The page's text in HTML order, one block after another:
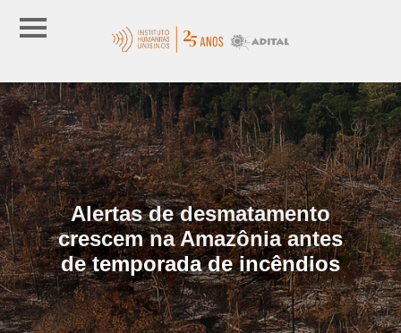
Alertas de desmatamento
crescem na Amazônia antes
de temporada de incêndios